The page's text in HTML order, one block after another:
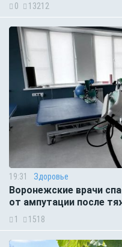
0 13212
19:31 Здоровье
Воронежские врачи
от ампутации после
1 1518